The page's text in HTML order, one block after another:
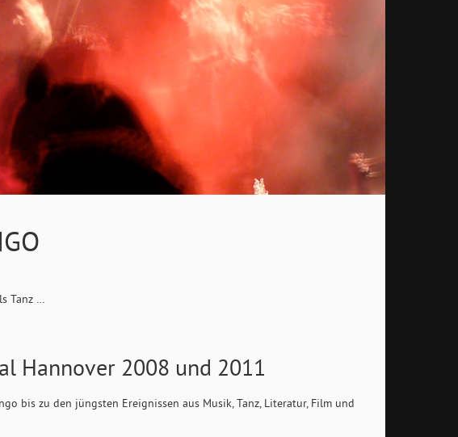
Tanz …
Hannover 2008 und 2011
bis zu den jüngsten Ereignissen aus Musik, Tanz, Literatur, Film und